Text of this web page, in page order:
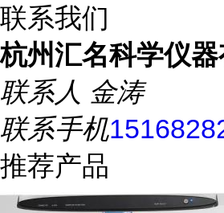
联系我们
杭州汇名科学仪器
联系人 金涛
联系手机
推荐产品